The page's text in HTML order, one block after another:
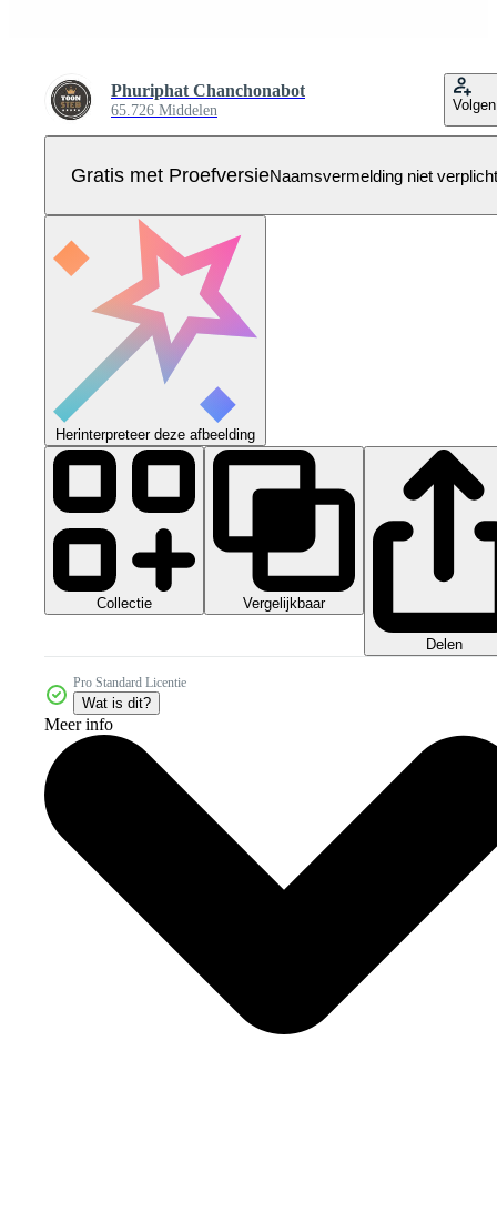
Phuriphat Chanchonabot
65.726 Middelen Volgen
Gratis met ProefversieNaamsvermelding niet verplicht
Herinterpreteer deze afbeelding
Collectie Vergelijkbaar
Delen
Pro Standard Licentie
Wat is dit?
Meer info